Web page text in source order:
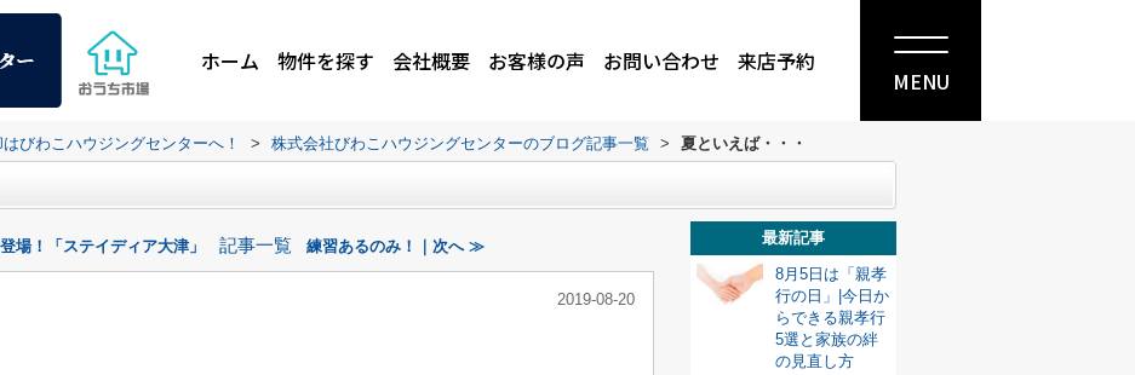
ホーム 物件を探す 会社概要 お客様の声 お問い合わせ 来店予約
MENU
びわこハウジングセンターへ！ > 株式会社びわこハウジングセンターのブログ記事一覧 > 夏といえば・・・
場！「ステイディア大津」 記事一覧 練習あるのみ！｜次へ ≫
2019-08-20
最新記事
8月5日は「親孝
行の日」|今日か
らできる親孝行
5選と家族の絆
の見直し方